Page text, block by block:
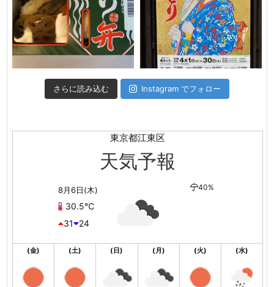
さらに読み込む Instagram でフォロー
東京都江東区
天気予報
8月6日(木)
30.5℃
31
24
40%
(金) (土) (日) (月) (火) (水)